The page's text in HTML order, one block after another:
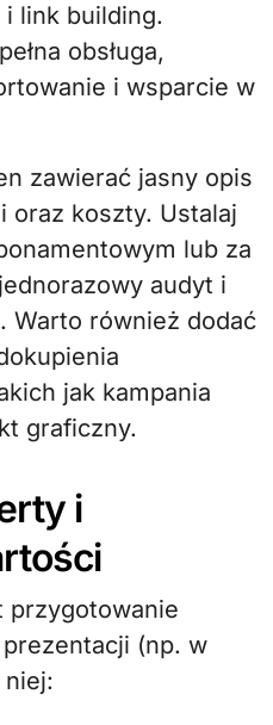
link building.
obsługa,
i wsparcie w
zawierać jasny opis
oraz koszty. Ustalaj
lub za
audyt i
Warto również dodać
jak kampania
graficzny.
i
przygotowanie
(np. w
niej: